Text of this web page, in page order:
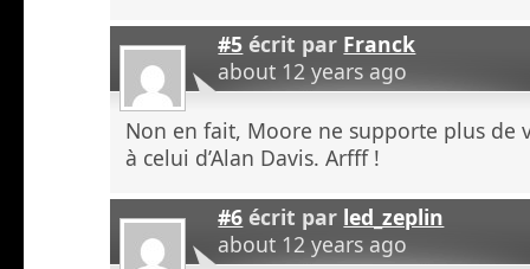
#5 écrit par Franck
about 12 years ago
Non en fait, Moore ne supporte plus de
à celui d’Alan Davis. Arfff !
#6 écrit par led_zeplin
about 12 years ago